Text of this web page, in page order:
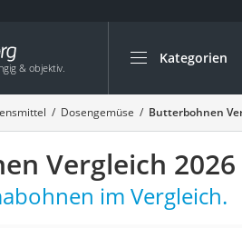
Kategorien
Die beliebtesten
Lebensmittel
Schwarzkümmelöl
Knäckebrot
Schwarzkümmelöl-
Manukahonig
Dosengemüse Butterbohnen
Vergleich 2026
im Vergleich.